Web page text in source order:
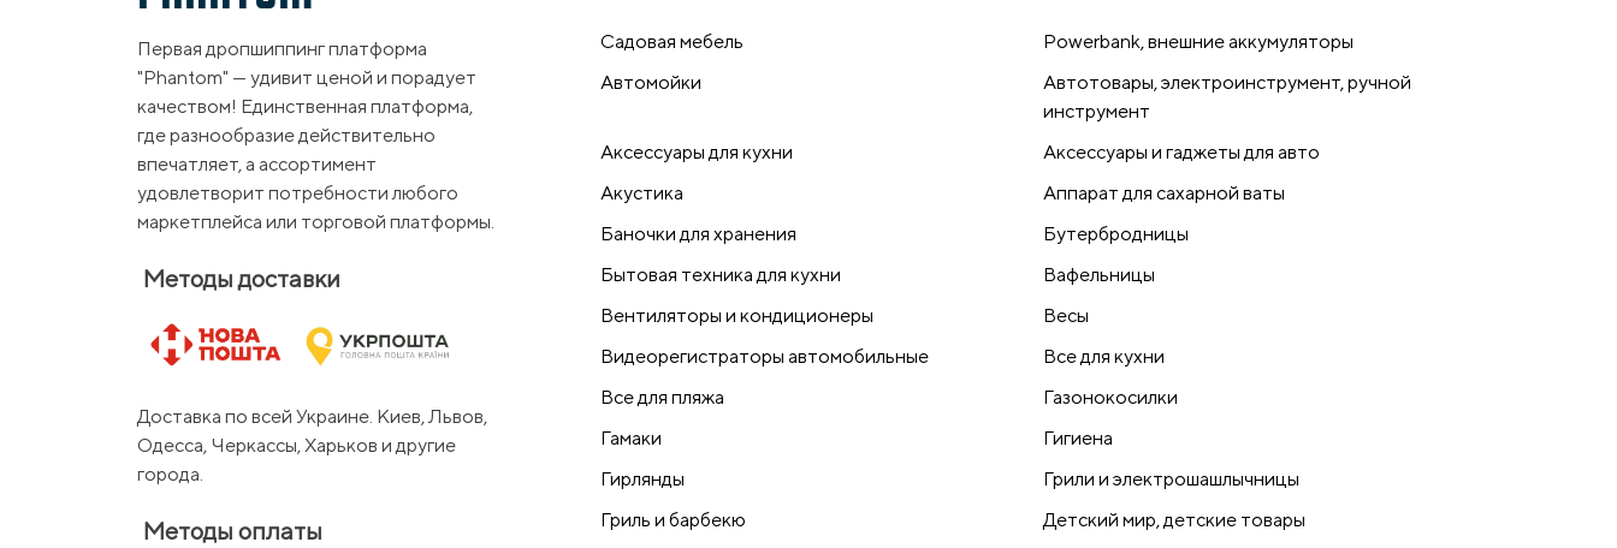
Первая дропшиппинг платформа
"Phantom" — удивит ценой и порадует
качеством! Единственная платформа,
где разнообразие действительно
впечатляет, а ассортимент
удовлетворит потребности любого
маркетплейса или торговой платформы.
Методы доставки
Доставка по всей Украине. Киев, Львов,
Одесса, Черкассы, Харьков и другие
города.
Методы оплаты
Cадовая мебель
Powerbank, внешние аккумуляторы
Автомойки
Автотовары, электроинструмент, ручной
инструмент
Аксессуары для кухни
Аксессуары и гаджеты для авто
Акустика
Аппарат для сахарной ваты
Баночки для хранения
Бутербродницы
Бытовая техника для кухни
Вафельницы
Вентиляторы и кондиционеры
Весы
Видеорегистраторы автомобильные
Все для кухни
Все для пляжа
Газонокосилки
Гамаки
Гигиена
Гирлянды
Грили и электрошашлычницы
Гриль и барбекю
Детский мир, детские товары